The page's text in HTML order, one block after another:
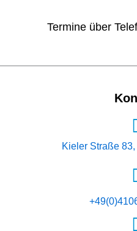
Termine über
Kieler Straße